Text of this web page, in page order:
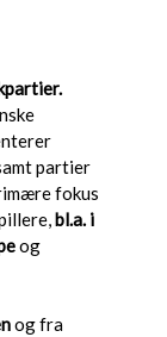
partier
fokus
bl.a. i
og
og fra